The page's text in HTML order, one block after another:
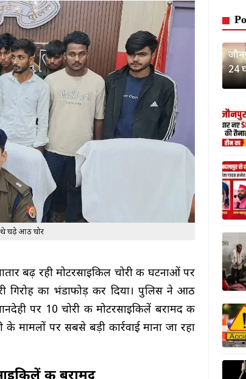
चढ़े आठ चोर
बढ़ रही मोटरसाइकिल चोरी की घटनाओं पर
गिरोह का भंडाफोड़ कर दिया। पुलिस ने आठ
पर 10 चोरी की मोटरसाइकिलें बरामद की
मामलों पर सबसे बड़ी कार्रवाई माना जा रहा
24